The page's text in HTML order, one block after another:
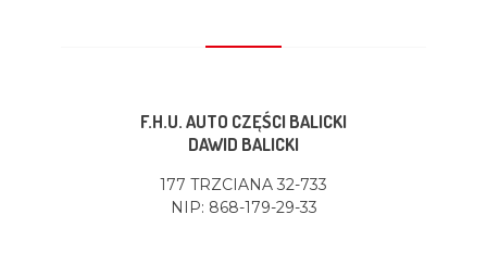
F.H.U. AUTO CZĘŚCI BALICKI
DAWID BALICKI
177 TRZCIANA 32-733
NIP: 868-179-29-33